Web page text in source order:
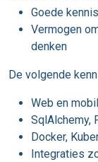
(Vereist)
Goede
Vermogen
denken
De volgende
Web en
SqlAlchemy,
Docker,
Integraties